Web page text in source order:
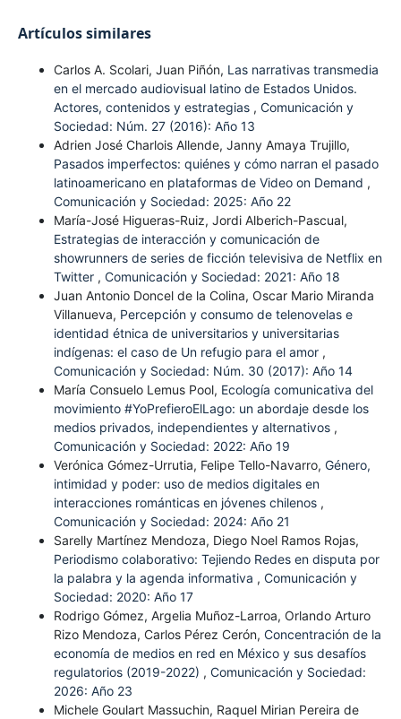
Artículos similares
Carlos A. Scolari, Juan Piñón, Las narrativas transmedia
en el mercado audiovisual latino de Estados Unidos.
Actores, contenidos y estrategias , Comunicación y
Sociedad: Núm. 27 (2016): Año 13
Adrien José Charlois Allende, Janny Amaya Trujillo,
Pasados imperfectos: quiénes y cómo narran el pasado
latinoamericano en plataformas de Video on Demand ,
Comunicación y Sociedad: 2025: Año 22
María-José Higueras-Ruiz, Jordi Alberich-Pascual,
Estrategias de interacción y comunicación de
showrunners de series de ficción televisiva de Netflix en
Twitter , Comunicación y Sociedad: 2021: Año 18
Juan Antonio Doncel de la Colina, Oscar Mario Miranda
Villanueva, Percepción y consumo de telenovelas e
identidad étnica de universitarios y universitarias
indígenas: el caso de Un refugio para el amor ,
Comunicación y Sociedad: Núm. 30 (2017): Año 14
María Consuelo Lemus Pool, Ecología comunicativa del
movimiento #YoPrefieroElLago: un abordaje desde los
medios privados, independientes y alternativos ,
Comunicación y Sociedad: 2022: Año 19
Verónica Gómez-Urrutia, Felipe Tello-Navarro, Género,
intimidad y poder: uso de medios digitales en
interacciones románticas en jóvenes chilenos ,
Comunicación y Sociedad: 2024: Año 21
Sarelly Martínez Mendoza, Diego Noel Ramos Rojas,
Periodismo colaborativo: Tejiendo Redes en disputa por
la palabra y la agenda informativa , Comunicación y
Sociedad: 2020: Año 17
Rodrigo Gómez, Argelia Muñoz-Larroa, Orlando Arturo
Rizo Mendoza, Carlos Pérez Cerón, Concentración de la
economía de medios en red en México y sus desafíos
regulatorios (2019-2022) , Comunicación y Sociedad:
2026: Año 23
Michele Goulart Massuchin, Raquel Mirian Pereira de